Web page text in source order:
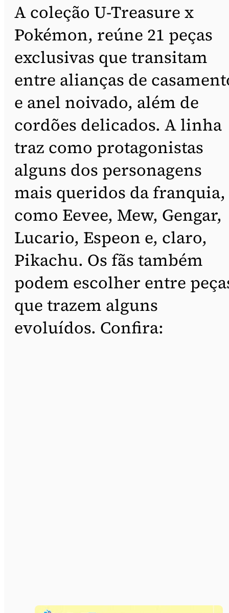
A coleção U-Treasure x
Pokémon, reúne 21 peças
exclusivas que transitam
entre alianças de
e anel noivado, além de
cordões delicados. A linha
traz como protagonistas
alguns dos personagens
mais queridos da franquia,
como Eevee, Mew, Gengar,
Lucario, Espeon e, claro,
Pikachu. Os fãs também
podem escolher entre
que trazem alguns
evoluídos. Confira: